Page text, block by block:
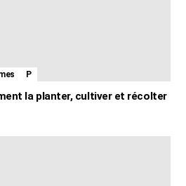
P
la planter, cultiver et récolter